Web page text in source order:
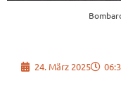
24. März 2025